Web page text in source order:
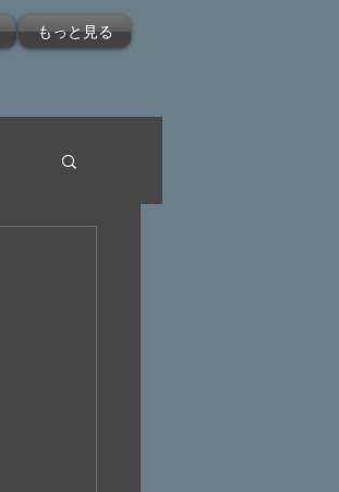
もっと見る